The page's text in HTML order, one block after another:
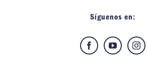
Síguenos en: